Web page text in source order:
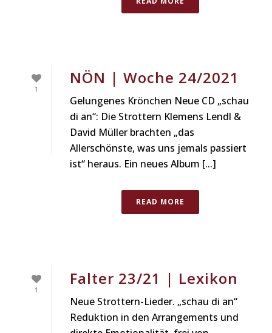
1
NÖN | Woche 24/2021
Gelungenes Krönchen Neue CD „schau
di an“: Die Strottern Klemens Lendl &
David Müller brachten „das
Allerschönste, was uns jemals passiert
ist“ heraus. Ein neues Album [...]
READ MORE
1
Falter 23/21 | Lexikon
Neue Strottern-Lieder. „schau di an“
Reduktion in den Arrangements und